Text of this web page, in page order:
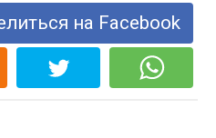
на Facebook